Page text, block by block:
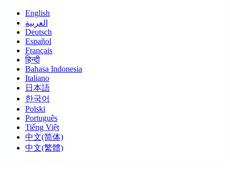
English
العربية
Deutsch
Español
Français
हिन्दी
Bahasa Indonesia
Italiano
日本語
한국어
Polski
Português
Tiếng Việt
中文(简体)
中文(繁體)